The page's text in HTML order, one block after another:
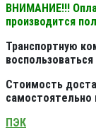
ВНИМАНИЕ!!!
производится
Транспортную
Стоимость
самостоятельно
ПЭК